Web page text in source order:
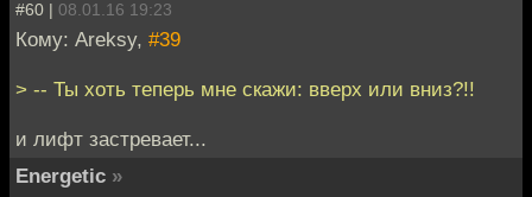
#60 | 08.01.16 19:23
Кому: Areksy, #39
> -- Ты хоть теперь мне скажи: вверх или вниз?!!
и лифт застревает...
Energetic »